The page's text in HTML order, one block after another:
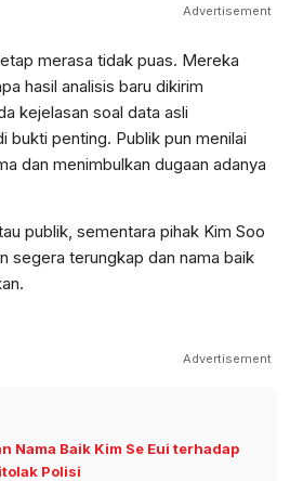
Advertisement
merasa tidak puas. Mereka
hasil analisis baru dikirim
kejelasan soal data asli
bukti penting. Publik pun menilai
dan menimbulkan dugaan adanya
publik, sementara pihak Kim Soo
segera terungkap dan nama baik
Advertisement
Nama Baik Kim Se Eui terhadap
Polisi